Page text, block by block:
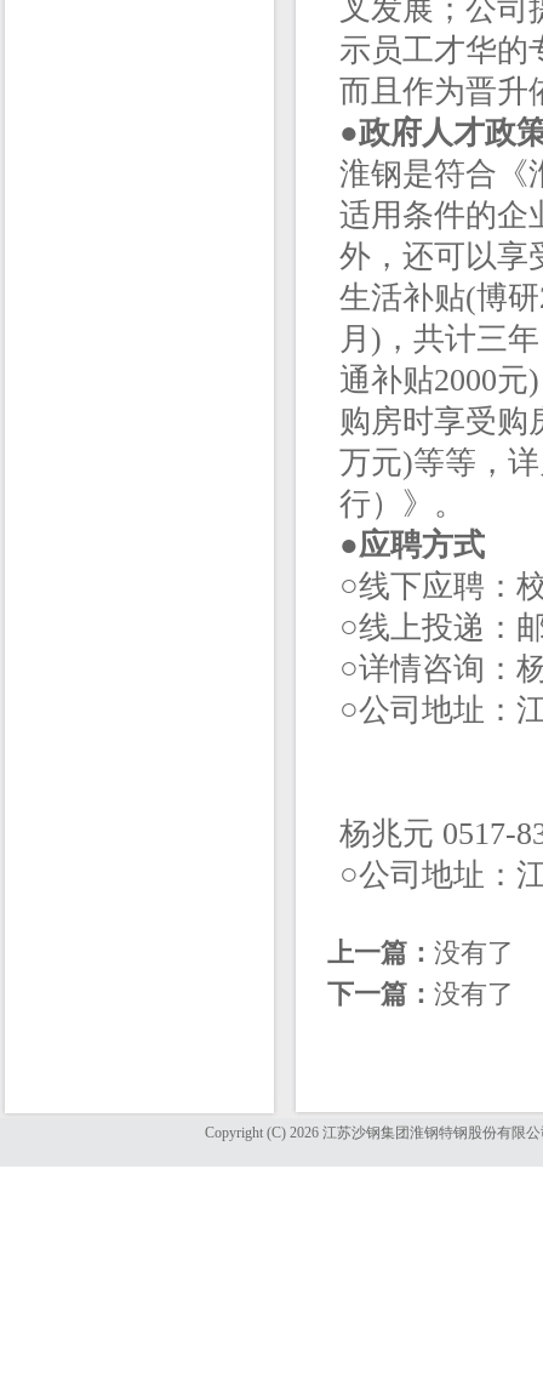
叉发展；公司
示员工才华的
而且作为晋升
●政府人才政
淮钢是符合《
适用条件的企
外，还可以享
生活补贴(博
月)，共计三
通补贴2000
购房时享受购
万元)等等，
行）》。
●应聘方式
○线下应聘：
○线上投递：
○详情咨询：
○公司地址：
杨兆元 0517-
○公司地址：
上一篇： 没有了
下一篇： 没有了
Copyright (C) 2026 江苏沙钢集团淮钢特钢股份有限